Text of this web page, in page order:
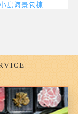
悠活小島海景包棟民宿